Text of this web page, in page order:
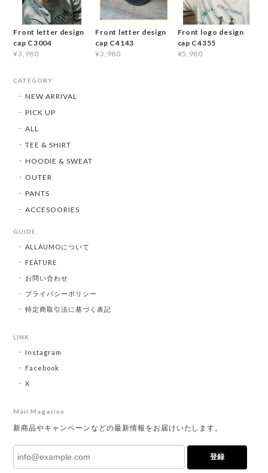
Front letter design
cap C3004
¥3,980
Front letter design
cap C4143
¥3,980
Front logo design
cap C4355
¥5,980
CATEGORY
NEW ARRIVAL
PICK UP
ALL
TEE & SHIRT
HOODIE & SWEAT
OUTER
PANTS
ACCESOORIES
GUIDE
ALLAUMOについて
FEATURE
お問い合わせ
プライバシーポリシー
特定商取引法に基づく表記
LINK
Instagram
Facebook
X
Mail Magazine
新商品やキャンペーンなどの最新情報をお届けいたします。
登録